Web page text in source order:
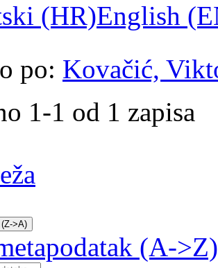
(HR)English
po: Kovačić,
1-1 od 1 zapisa
>A)
(A->Z)